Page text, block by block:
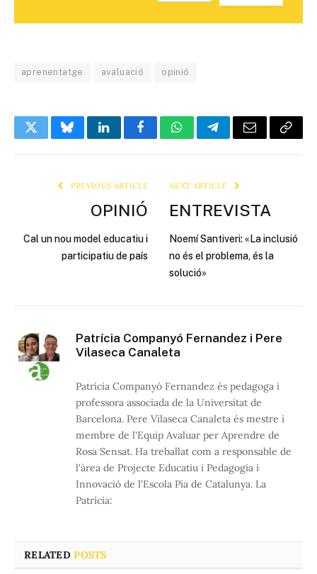
aprenentatge avaluació opinió
TwitterBlueskyLinkedInFacebookWhatsAppTelegramEmail Copy
PREVIOUS ARTICLE
OPINIÓ
Cal un nou model educatiu i
participatiu de país
NEXT ARTICLE
ENTREVISTA
Noemí Santiveri: «La inclusió
no és el problema, és la
solució»
Patrícia Companyó Fernandez i Pere
Vilaseca Canaleta
Patrícia Companyó Fernandez és pedagoga i
professora associada de la Universitat de
Barcelona. Pere Vilaseca Canaleta és mestre i
membre de l'Equip Avaluar per Aprendre de
Rosa Sensat. Ha treballat com a responsable de
l'àrea de Projecte Educatiu i Pedagogia i
Innovació de l'Escola Pia de Catalunya. La
Patrícia:
RELATEDPOSTS